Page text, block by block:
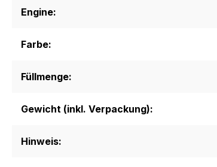
Engine:
Farbe:
Füllmenge:
Gewicht (inkl. Verpackung):
Hinweis: